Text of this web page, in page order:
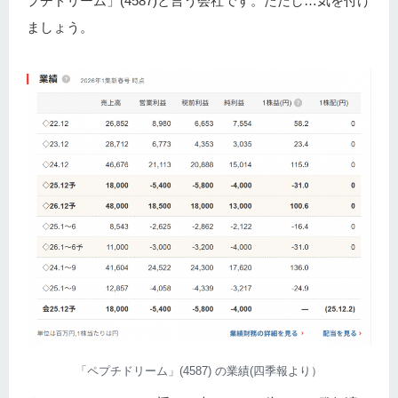
ましょう。
「ペプチドリーム」(4587) の業績(四季報より）